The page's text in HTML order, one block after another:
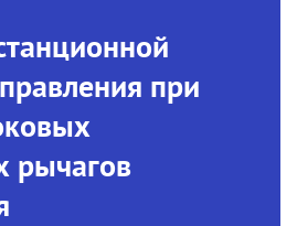
при
рычагов